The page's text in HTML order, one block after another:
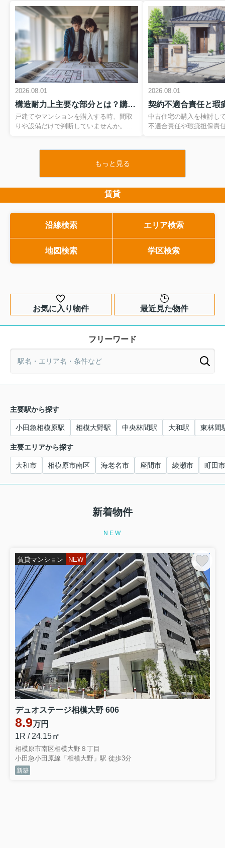
マイホームの購入は、多くの方にとっ
て一生に何度もない大きな決断です。
その一方で、住宅ローンの審査や契約
の流れには専門用語が多く、不安を感
じている方も多いのではないでしょう
か。なかでも、売買契約と深く関...
2026.08.01
マイホームのリースバックとは？仕組
自宅を売却したいけれど、環境を変え
ずにそのまま住み続けたい。そう考え
た時に選択肢となるのが、マイホーム
のリースバックという仕組みです。自
今度は賃貸として住み続けるこの...
注意点を押さえて失敗を防ぐ...
る方が多い一方で、購入後に思わぬ制
は何か、そして市街化区域との違...
2026.08.01
構造耐力上主要な部分とは？購入前にわかりやすく基礎を理解構造耐力上主要な部分を知り安心の住まい選び
戸建てやマンションを購入する時、間取
りや設備だけで判断していませんか。住
行令でも定義されている構造耐力上主要
のか分かりづらいと感じる方も多いはず
です。そこで本記事では、この言葉の意
味をできるだけわかりやすくかみ砕き、
戸建てとマンションでの違いや、耐震性
能・10年保証との関係まで整理して解説
します。購入前にどこをチェックすべき
か、専門家へ相談するタイミングも具体
2026.08.01
中古住宅の購入を検討し
不適合責任や瑕疵担保責
目線で、旧来の瑕疵担保
押さえながら、契約不適
トを分かりやすく整理し
れから売買契約書にサイ
もちろん、すでに物件探
方にとっても、リスクを
中古住宅を購入するため
もっと見る
賃貸
沿線検索 エリア検索
地図検索 学区検索
お気に入り物件 最近見た物件
フリーワード
主要駅から探す
小田急相模原駅 相模大野駅 中央林間駅 大和駅 東林間
主要エリアから探す
大和市 相模原市南区 海老名市 座間市 綾瀬市 町田市
新着物件
NEW
賃貸マンション NEW
デュオステージ相模大野 606
8.9万円
1R / 24.15㎡
相模原市南区相模大野８丁目
小田急小田原線「相模大野」駅 徒歩3分
新築